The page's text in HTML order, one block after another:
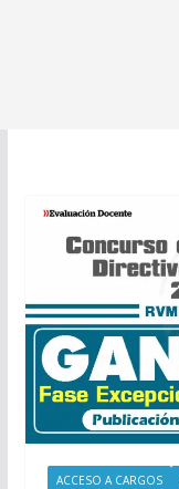
ACCESO A CARGOS